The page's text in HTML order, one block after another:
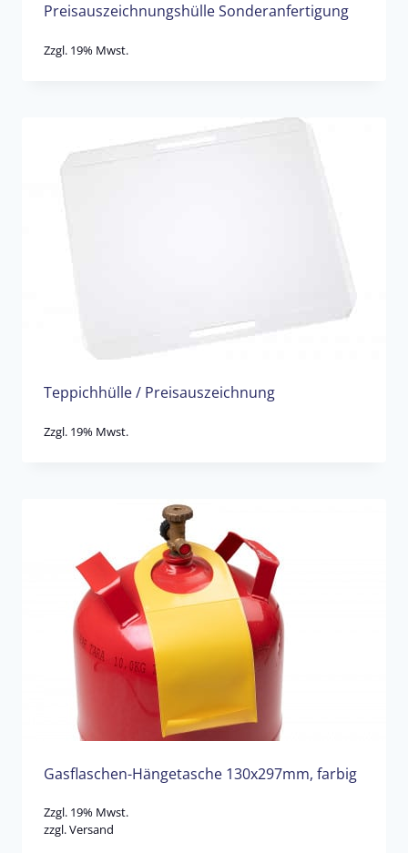
Preisauszeichnungshülle Sonderanfertigung
Zzgl. 19% Mwst.
Teppichhülle / Preisauszeichnung
Zzgl. 19% Mwst.
Gasflaschen-Hängetasche 130x297mm, farbig
Zzgl. 19% Mwst.
zzgl.Versand